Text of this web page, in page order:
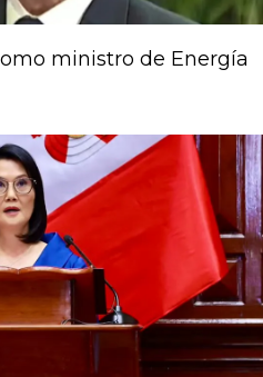
ministro de Energía